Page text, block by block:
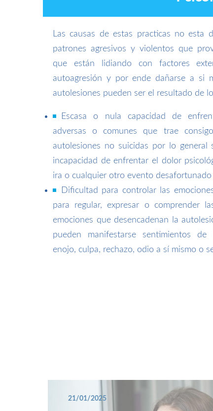
Las causas de estas practicas no esta
patrones agresivos y violentos que
que están lidiando con factores
autoagresión y por ende dañarse a si
autolesiones pueden ser el resultado de
Escasa o nula capacidad de
adversas o comunes que trae
autolesiones no suicidas por lo general
incapacidad de enfrentar el dolor
ira o cualquier otro evento desafortunado
Dificultad para controlar las
para regular, expresar o comprender
emociones que desencadenan la
pueden manifestarse sentimientos de
enojo, culpa, rechazo, odio a sí mismo o
21/01/2025